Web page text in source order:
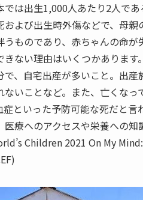
では出生1,000人あたり2人で
よび出生時外傷などで、母
ものであり、赤ちゃんの命が
ない理由はいくつかありま
、自宅出産が多いこと。出
いことなど。また、亡くな
症といった予防可能な死だと
療へのアクセスや栄養への知
Children 2021 On My